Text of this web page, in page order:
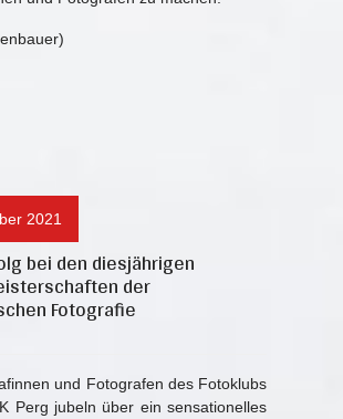
bei den diesjährigen
der
Fotografie
2021
und Fotografen des Fotoklubs
Perg jubeln über ein sensationelles